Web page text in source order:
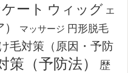
ート ウィッグ エ
マッサージ 円形脱毛
毛対策（原因・予防
（予防法）
歴